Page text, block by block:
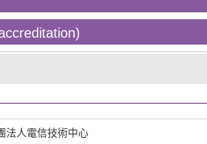
法人電信技術中心